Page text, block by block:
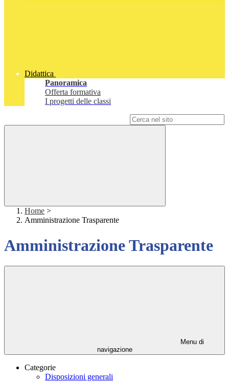
Didattica
Panoramica
Offerta formativa
I progetti delle classi
Home >
Amministrazione Trasparente
Amministrazione Trasparente
Menu di
navigazione
Categorie
Disposizioni generali